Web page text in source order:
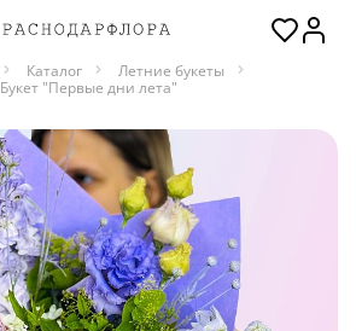
Каталог
Летние букеты
Букет "Первые дни лета"